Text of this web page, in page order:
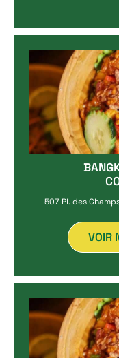
507 Pl. des
VOIR